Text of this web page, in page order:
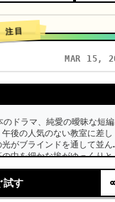
注目
MAR 15,
のドラマ、純愛の曖昧な短編
後の人気のない教室に差し
がブラインドを通して並ん
中を細かな埃がゆっくりと
試す